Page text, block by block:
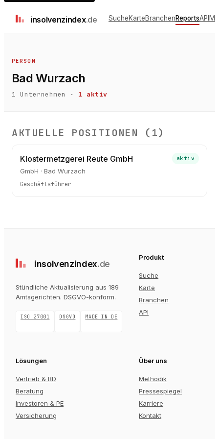
insolvenzindex.de SucheKarteBranchenReportsAPI
PERSON
Bad Wurzach
1 Unternehmen · 1 aktiv
AKTUELLE POSITIONEN ( 1)
Klostermetzgerei Reute GmbH
GmbH · Bad Wurzach
aktiv
Geschäftsführer
insolvenzindex.de
Stündliche Aktualisierung aus 189
Amtsgerichten. DSGVO-konform.
ISO 27001 DSGVO MADE IN DE
Produkt
Suche
Karte
Branchen
API
Lösungen
Vertrieb & BD
Beratung
Investoren & PE
Versicherung
Über uns
Methodik
Pressespiegel
Karriere
Kontakt